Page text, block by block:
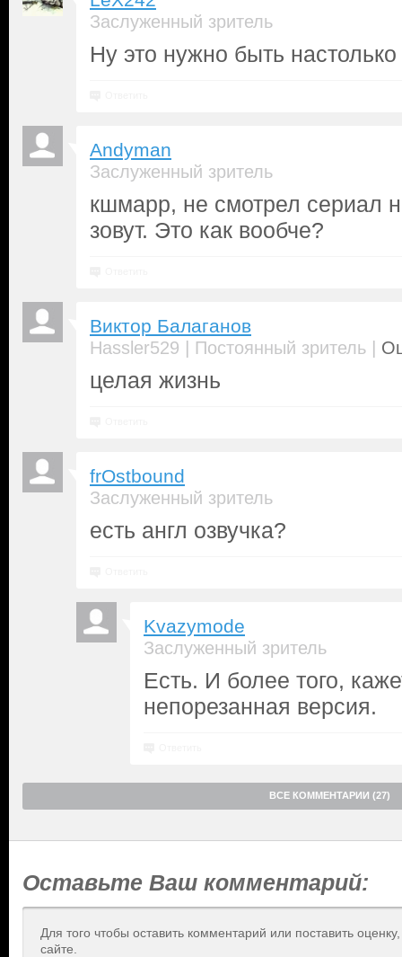
Заслуженный зритель
Ну это нужно быть
Andyman
Заслуженный зритель
кшмарр, не смотрел сериал
зовут. Это как вообче?
Виктор Балаганов
Hassler529 | Постоянный зритель |
целая жизнь
frOstbound
Заслуженный зритель
есть англ озвучка?
Kvazymode
Заслуженный зритель
Есть. И более того,
непорезанная версия.
ВСЕ КОММЕНТАРИИ (27)
Оставьте Ваш комментарий:
Для того чтобы оставить комментарий или поставить
сайте.